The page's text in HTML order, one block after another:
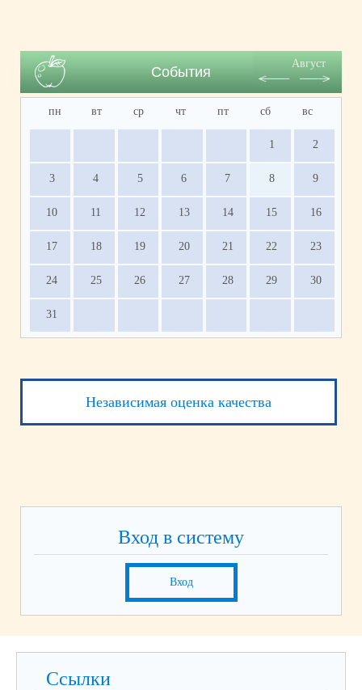
События
Август
пн вт ср чт пт сб вс
1 2
3 4 5 6 7 8 9
10 11 12 13 14 15 16
17 18 19 20 21 22 23
24 25 26 27 28 29 30
31
Независимая оценка качества
Вход в систему
Вход
Ссылки